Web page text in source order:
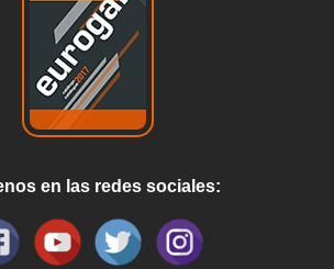
en las redes sociales: